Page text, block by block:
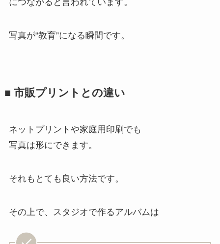
につながると言われています。
写真が“教育”になる瞬間です。
■ 市販プリントとの違い
ネットプリントや家庭用印刷でも
写真は形にできます。
それもとても良い方法です。
その上で、スタジオで作るアルバムは